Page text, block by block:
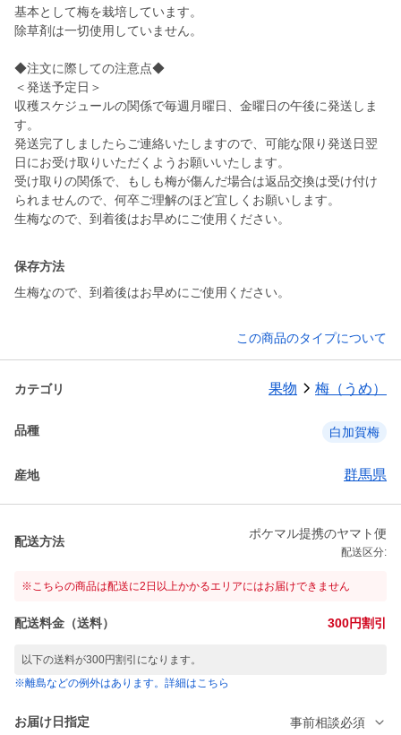
基本として梅を栽培しています。
除草剤は一切使用していません。
◆注文に際しての注意点◆
＜発送予定日＞
収穫スケジュールの関係で毎週月曜日、金曜日の午後に発送しま
す。
発送完了しましたらご連絡いたしますので、可能な限り発送日翌
日にお受け取りいただくようお願いいたします。
受け取りの関係で、もしも梅が傷んだ場合は返品交換は受け付け
られませんので、何卒ご理解のほど宜しくお願いします。
生梅なので、到着後はお早めにご使用ください。
保存方法
生梅なので、到着後はお早めにご使用ください。
この商品のタイプについて
カテゴリ 果物 梅（うめ）
品種 白加賀梅
産地 群馬県
配送方法
ポケマル提携のヤマト便
配送区分:
※こちらの商品は配送に2日以上かかるエリアにはお届けできません
配送料金（送料） 300円割引
以下の送料が300円割引になります。
※離島などの例外はあります。詳細はこちら
お届け日指定 事前相談必須